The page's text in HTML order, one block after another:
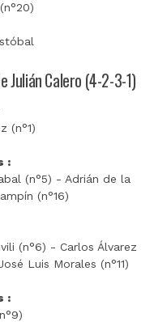
Julián Calero (4-2-3-1)
(n°1)
:
(n°5) - Adrián de la
(n°16)
(n°6) - Carlos Álvarez
Luis Morales (n°11)
: